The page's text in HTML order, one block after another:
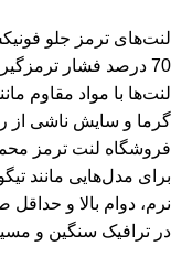
لنت‌های ترمز جلو
70 درصد فشار
لنت‌ها با مواد مقاوم
گرما و سایش ناشی از
فروشگاه لنت ترمز
نرم، دوام بالا و حداقل
در ترافیک سنگین و